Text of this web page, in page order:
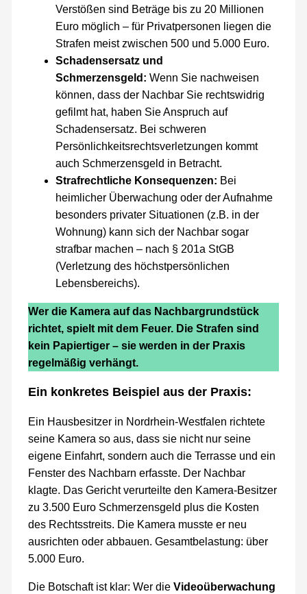
Verstößen sind Beträge bis zu 20 Millionen
Euro möglich – für Privatpersonen liegen die
Strafen meist zwischen 500 und 5.000 Euro.
Schadensersatz und
Schmerzensgeld: Wenn Sie nachweisen
können, dass der Nachbar Sie rechtswidrig
gefilmt hat, haben Sie Anspruch auf
Schadensersatz. Bei schweren
Persönlichkeitsrechtsverletzungen kommt
auch Schmerzensgeld in Betracht.
Strafrechtliche Konsequenzen: Bei
heimlicher Überwachung oder der Aufnahme
besonders privater Situationen (z.B. in der
Wohnung) kann sich der Nachbar sogar
strafbar machen – nach § 201a StGB
(Verletzung des höchstpersönlichen
Lebensbereichs).
Wer die Kamera auf das Nachbargrundstück
richtet, spielt mit dem Feuer. Die Strafen sind
kein Papiertiger – sie werden in der Praxis
regelmäßig verhängt.
Ein konkretes Beispiel aus der Praxis:
Ein Hausbesitzer in Nordrhein-Westfalen richtete
seine Kamera so aus, dass sie nicht nur seine
eigene Einfahrt, sondern auch die Terrasse und ein
Fenster des Nachbarn erfasste. Der Nachbar
klagte. Das Gericht verurteilte den Kamera-Besitzer
zu 3.500 Euro Schmerzensgeld plus die Kosten
des Rechtsstreits. Die Kamera musste er neu
ausrichten oder abbauen. Gesamtbelastung: über
5.000 Euro.
Die Botschaft ist klar: Wer die Videoüberwachung